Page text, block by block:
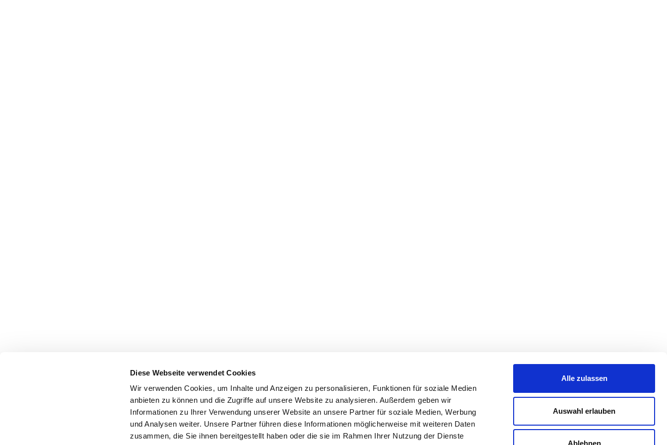
Diese Webseite verwendet Cookies
Wir verwenden Cookies, um Inhalte und Anzeigen zu personalisieren, Funktionen für soziale Medien
anbieten zu können und die Zugriffe auf unsere Website zu analysieren. Außerdem geben wir
Informationen zu Ihrer Verwendung unserer Website an unsere Partner für soziale Medien, Werbung
und Analysen weiter. Unsere Partner führen diese Informationen möglicherweise mit weiteren Daten
zusammen, die Sie ihnen bereitgestellt haben oder die sie im Rahmen Ihrer Nutzung der Dienste
Alle zulassen
Auswahl erlauben
Ablehnen